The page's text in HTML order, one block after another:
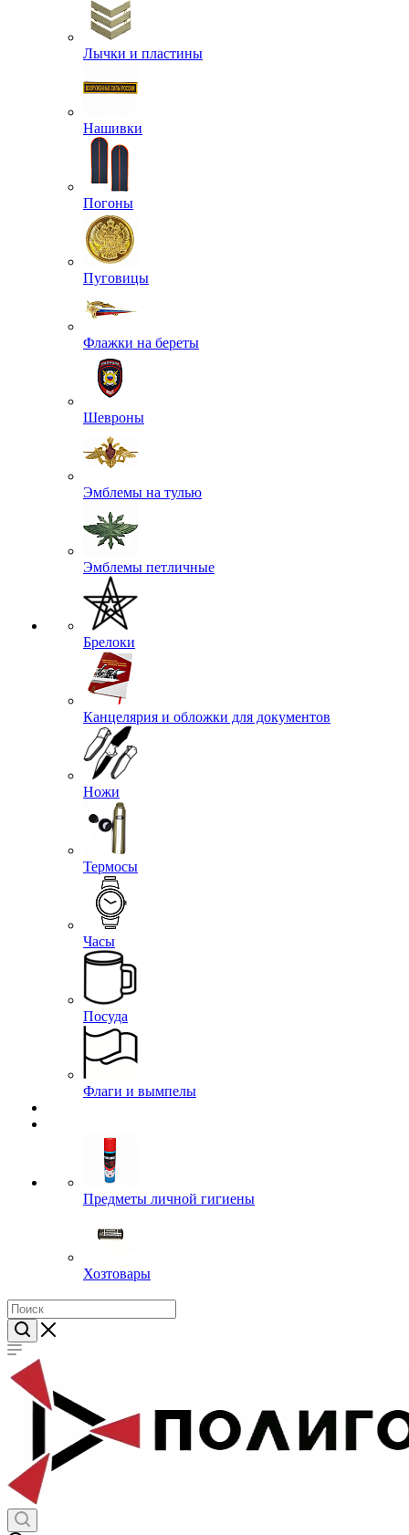
Лычки и пластины
Нашивки
Погоны
Пуговицы
Флажки на береты
Шевроны
Эмблемы на тулью
Эмблемы петличные
Брелоки
Канцелярия и обложки для документов
Ножи
Термосы
Часы
Посуда
Флаги и вымпелы
Предметы личной гигиены
Хозтовары